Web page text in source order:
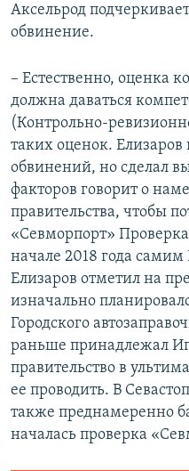
Аксельрод
обвинение.
– Естественно, оценка
должна даваться
(Контрольно-
таких оценок.
обвинений, но сделал
факторов говорит о
правительства, чтобы
«Севморпорт»
начале 2018 года
Елизаров отметил на
изначально
Городского
раньше принадлежал
правительство в
ее проводить. В
также преднамеренно
началась проверка